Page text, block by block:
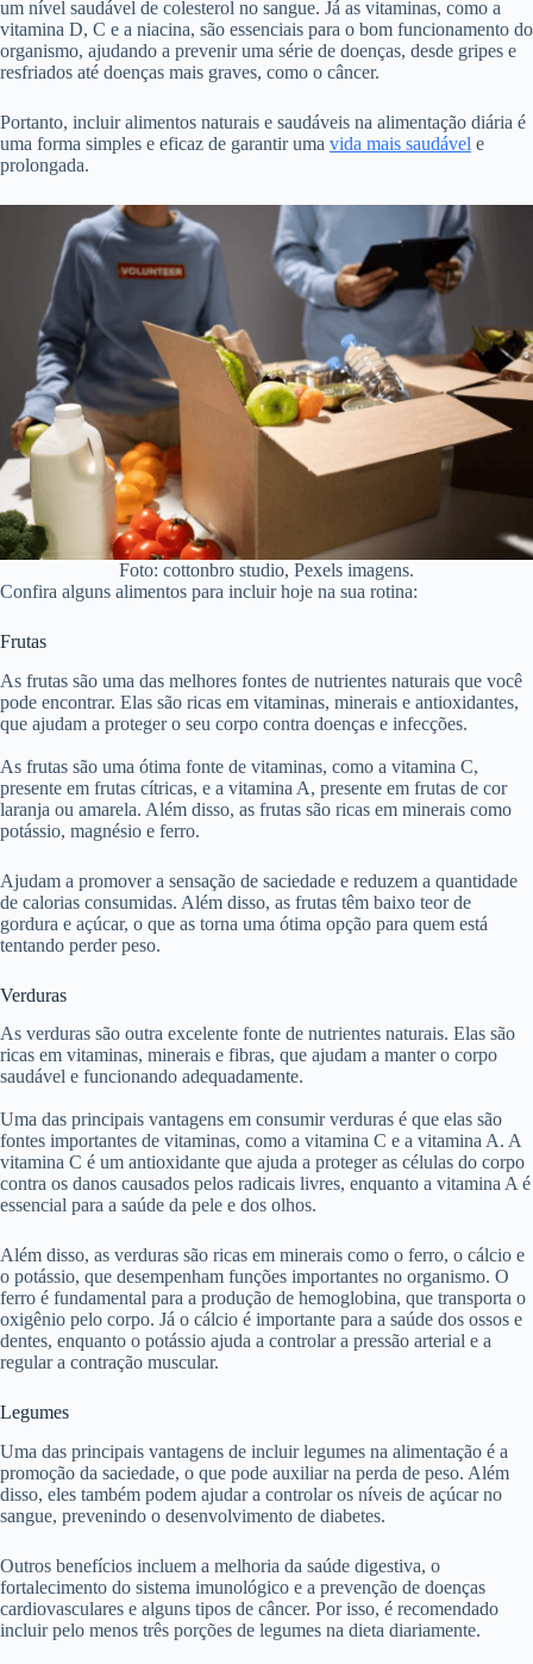
um nível saudável de colesterol no sangue. Já as vitaminas, como a
vitamina D, C e a niacina, são essenciais para o bom funcionamento do
organismo, ajudando a prevenir uma série de doenças, desde gripes e
resfriados até doenças mais graves, como o câncer.
Portanto, incluir alimentos naturais e saudáveis na alimentação diária é
uma forma simples e eficaz de garantir uma vida mais saudável e
prolongada.
Foto: cottonbro studio, Pexels imagens.
Confira alguns alimentos para incluir hoje na sua rotina:
Frutas
As frutas são uma das melhores fontes de nutrientes naturais que você
pode encontrar. Elas são ricas em vitaminas, minerais e antioxidantes,
que ajudam a proteger o seu corpo contra doenças e infecções.
As frutas são uma ótima fonte de vitaminas, como a vitamina C,
presente em frutas cítricas, e a vitamina A, presente em frutas de cor
laranja ou amarela. Além disso, as frutas são ricas em minerais como
potássio, magnésio e ferro.
Ajudam a promover a sensação de saciedade e reduzem a quantidade
de calorias consumidas. Além disso, as frutas têm baixo teor de
gordura e açúcar, o que as torna uma ótima opção para quem está
tentando perder peso.
Verduras
As verduras são outra excelente fonte de nutrientes naturais. Elas são
ricas em vitaminas, minerais e fibras, que ajudam a manter o corpo
saudável e funcionando adequadamente.
Uma das principais vantagens em consumir verduras é que elas são
fontes importantes de vitaminas, como a vitamina C e a vitamina A. A
vitamina C é um antioxidante que ajuda a proteger as células do corpo
contra os danos causados pelos radicais livres, enquanto a vitamina A é
essencial para a saúde da pele e dos olhos.
Além disso, as verduras são ricas em minerais como o ferro, o cálcio e
o potássio, que desempenham funções importantes no organismo. O
ferro é fundamental para a produção de hemoglobina, que transporta o
oxigênio pelo corpo. Já o cálcio é importante para a saúde dos ossos e
dentes, enquanto o potássio ajuda a controlar a pressão arterial e a
regular a contração muscular.
Legumes
Uma das principais vantagens de incluir legumes na alimentação é a
promoção da saciedade, o que pode auxiliar na perda de peso. Além
disso, eles também podem ajudar a controlar os níveis de açúcar no
sangue, prevenindo o desenvolvimento de diabetes.
Outros benefícios incluem a melhoria da saúde digestiva, o
fortalecimento do sistema imunológico e a prevenção de doenças
cardiovasculares e alguns tipos de câncer. Por isso, é recomendado
incluir pelo menos três porções de legumes na dieta diariamente.